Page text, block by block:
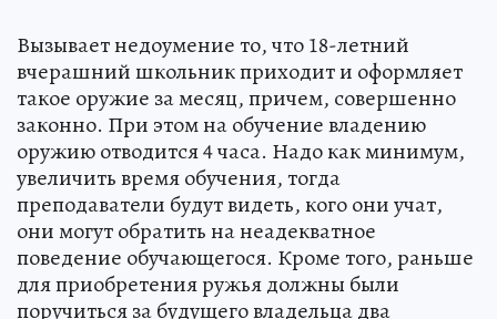
Вызывает недоумение то, что 18-летний
вчерашний школьник приходит и оформляет
такое оружие за месяц, причем, совершенно
законно. При этом на обучение владению
оружию отводится 4 часа. Надо как минимум,
увеличить время обучения, тогда
преподаватели будут видеть, кого они учат,
они могут обратить на неадекватное
поведение обучающегося. Кроме того, раньше
для приобретения ружья должны были
поручиться за будущего владельца два